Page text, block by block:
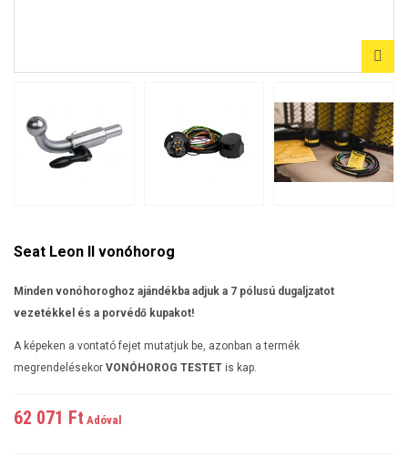
Seat Leon II vonóhorog
Minden vonóhoroghoz ajándékba adjuk a 7 pólusú dugaljzatot
vezetékkel és a porvédő kupakot!
A képeken a vontató fejet mutatjuk be, azonban a termék
megrendelésekor VONÓHOROG TESTET is kap.
62 071 Ft‎ Adóval